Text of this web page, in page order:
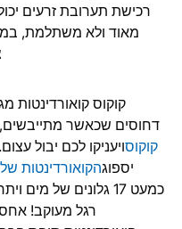
רכישת תערובת זרעים
מאוד ולא משתלמת,
קוקוס קואורדינטות
דחוסים שכאשר
ויעניקו לכם יבולקוקוס
הקואורדינטות של MIgardenerיספוג
כמעט 17 גלונים של
רגל מעוקב!